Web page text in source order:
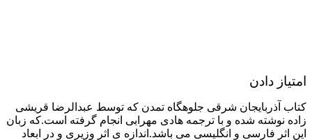
امتیاز دادن
کتاب آذربایجان شرقی جلوهگاه تمدن که توسط عبدالرضا قریشی
زاده نوشته شده و با ترجمه هادی مهرابی انجام گرفته است.که زبان
این اثر فارسی و انگلیسی می باشد.اندازه ی اثر وزیری و در ابعاد